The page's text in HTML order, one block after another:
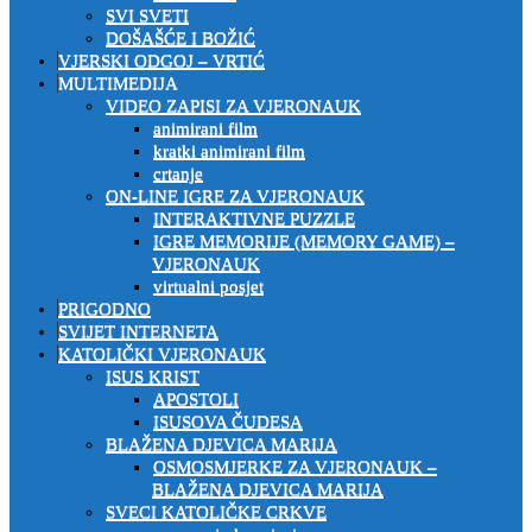
SVI SVETI
DOŠAŠĆE I BOŽIĆ
VJERSKI ODGOJ – VRTIĆ
MULTIMEDIJA
VIDEO ZAPISI ZA VJERONAUK
animirani film
kratki animirani film
crtanje
ON-LINE IGRE ZA VJERONAUK
INTERAKTIVNE PUZZLE
IGRE MEMORIJE (MEMORY GAME) –
VJERONAUK
virtualni posjet
PRIGODNO
SVIJET INTERNETA
KATOLIČKI VJERONAUK
ISUS KRIST
APOSTOLI
ISUSOVA ČUDESA
BLAŽENA DJEVICA MARIJA
OSMOSMJERKE ZA VJERONAUK –
BLAŽENA DJEVICA MARIJA
SVECI KATOLIČKE CRKVE